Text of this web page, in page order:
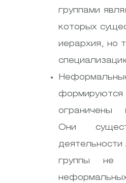
группами
которых
иерархия, но
ограничены
Они
группы не